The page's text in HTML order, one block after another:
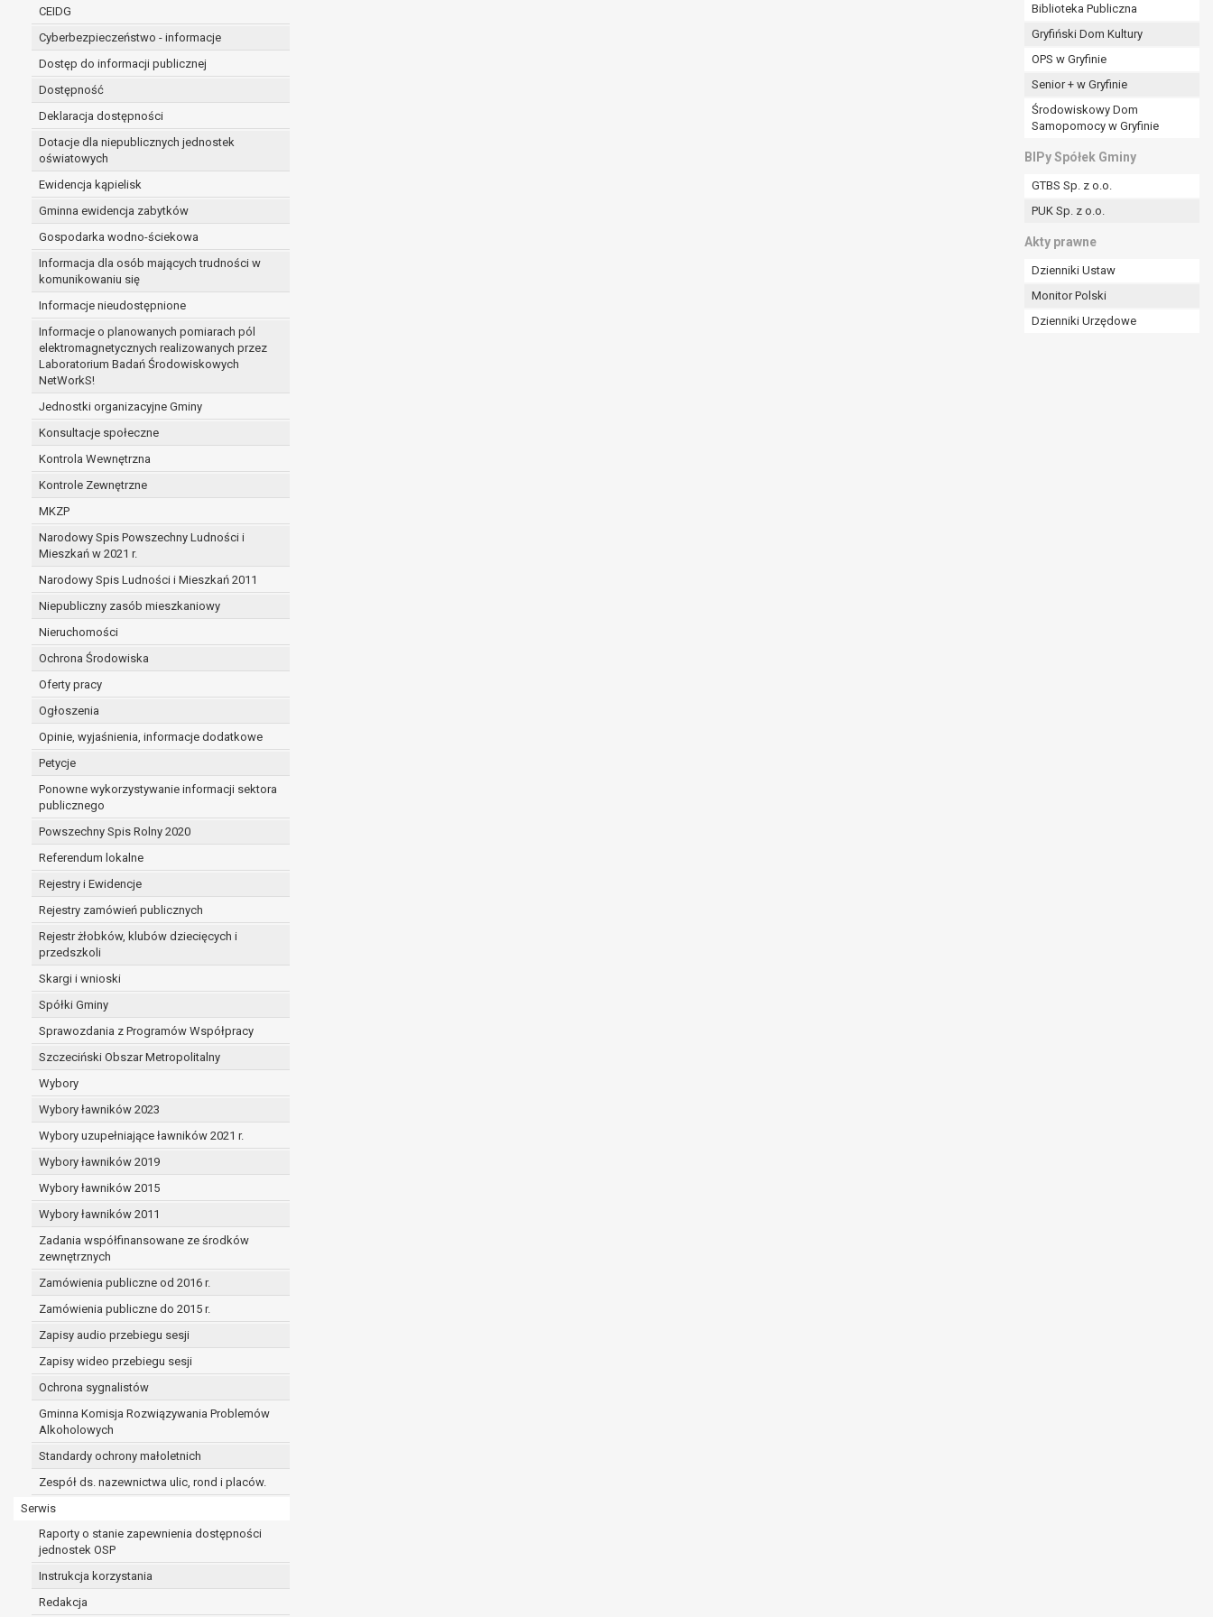
CEIDG
Cyberbezpieczeństwo - informacje
Dostęp do informacji publicznej
Dostępność
Deklaracja dostępności
Dotacje dla niepublicznych jednostek
oświatowych
Ewidencja kąpielisk
Gminna ewidencja zabytków
Gospodarka wodno-ściekowa
Informacja dla osób mających trudności w
komunikowaniu się
Informacje nieudostępnione
Informacje o planowanych pomiarach pól
elektromagnetycznych realizowanych przez
Laboratorium Badań Środowiskowych
NetWorkS!
Jednostki organizacyjne Gminy
Konsultacje społeczne
Kontrola Wewnętrzna
Kontrole Zewnętrzne
MKZP
Narodowy Spis Powszechny Ludności i
Mieszkań w 2021 r.
Narodowy Spis Ludności i Mieszkań 2011
Niepubliczny zasób mieszkaniowy
Nieruchomości
Ochrona Środowiska
Oferty pracy
Ogłoszenia
Opinie, wyjaśnienia, informacje dodatkowe
Petycje
Ponowne wykorzystywanie informacji sektora
publicznego
Powszechny Spis Rolny 2020
Referendum lokalne
Rejestry i Ewidencje
Rejestry zamówień publicznych
Rejestr żłobków, klubów dziecięcych i
przedszkoli
Skargi i wnioski
Spółki Gminy
Sprawozdania z Programów Współpracy
Szczeciński Obszar Metropolitalny
Wybory
Wybory ławników 2023
Wybory uzupełniające ławników 2021 r.
Wybory ławników 2019
Wybory ławników 2015
Wybory ławników 2011
Zadania współfinansowane ze środków
zewnętrznych
Zamówienia publiczne od 2016 r.
Zamówienia publiczne do 2015 r.
Zapisy audio przebiegu sesji
Zapisy wideo przebiegu sesji
Ochrona sygnalistów
Gminna Komisja Rozwiązywania Problemów
Alkoholowych
Standardy ochrony małoletnich
Zespół ds. nazewnictwa ulic, rond i placów.
Serwis
Raporty o stanie zapewnienia dostępności
jednostek OSP
Instrukcja korzystania
Redakcja
Biblioteka Publiczna
Gryfiński Dom Kultury
OPS w Gryfinie
Senior + w Gryfinie
Środowiskowy Dom
Samopomocy w Gryfinie
BIPy Spółek Gminy
GTBS Sp. z o.o.
PUK Sp. z o.o.
Akty prawne
Dzienniki Ustaw
Monitor Polski
Dzienniki Urzędowe
administratorowi bądź
niezbędność przetwarzania do celów wynikających z prawnie uzasadnionych interesów realizowanych przez administratora lub przez stronę trzecią.
Z przyczyn związanych z Pani/Pana szczególną sytuacją. W razie wniesienia sprzeciwu, administrator nie może już przetwarzać tych danych osobowych, chyba że wykaże
on istnienie ważnych prawnie uzasadnionych podstaw do przetwarzania, nadrzędnych wobec interesów, praw i wolności osoby, której dane dotyczą, lub podstaw do
ustalenia, dochodzenia lub obrony roszczeń.
W przypadku gdy przetwarzanie danych osobowych odbywa się na podstawie zgody osoby na przetwarzanie danych osobowych (art. 6 ust. 1 lit a RODO), przysługuje Pani/Panu
prawo do cofnięcia tej zgody w dowolnym momencie. Cofnięcie to nie ma wpływu na zgodność przetwarzania, którego dokonano na podstawie zgody przed jej cofnięciem.
Przysługuje Pani/Panu prawo wniesienia skargi do organu nadzorczego na niezgodne z prawem przetwarzanie Pani/Pana danych osobowych przez administratora.
Organem właściwym do wniesienia skargi jest Prezes Urzędu Ochrony Danych Osobowych.
W zależności od sfery, w której przetwarzane są dane osobowe, podanie danych osobowych jest dobrowolne albo jest wymogiem ustawowym lub umownym.
Pani/Pana dane nie będą poddawane zautomatyzowanemu podejmowaniu decyzji, w tym również profilowaniu.